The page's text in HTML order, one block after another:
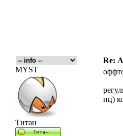
Re:
MYST
Титан
пц)